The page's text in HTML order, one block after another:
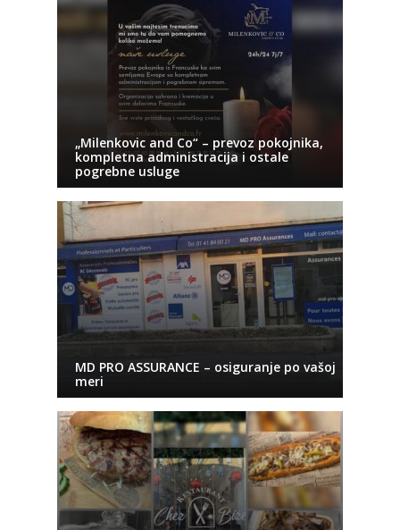
„Milenkovic and Co“ – prevoz pokojnika,
kompletna administracija i ostale
pogrebne usluge
MD PRO ASSURANCE – osiguranje po vašoj
meri